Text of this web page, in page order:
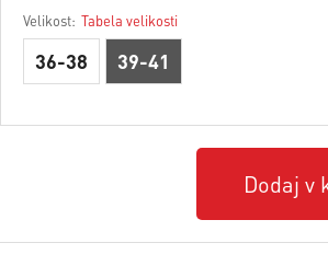
Velikost: Tabela velikosti
36-38 39-41
Dodaj v